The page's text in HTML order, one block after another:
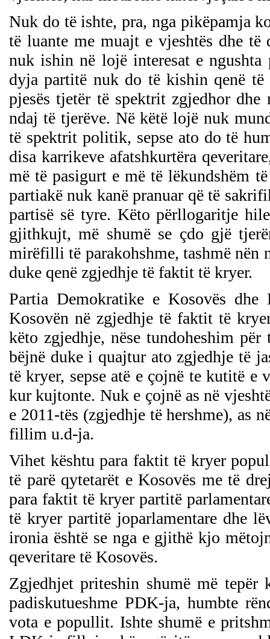
Nuk do të ishte, pra, nga pikëpamja
të luante me muajt e vjeshtës dhe
nuk ishin në lojë interesat e ngushta
dyja partitë nuk do të kishin qenë të
pjesës tjetër të spektrit zgjedhor
ndaj të tjerëve. Në këtë lojë nuk
të spektrit politik, sepse ato do të
disa karrikeve afatshkurtëra
më të pasigurt e më të lëkundshëm
partiakë nuk kanë pranuar që të
partisë së tyre. Këto përllogaritje
gjithkujt, më shumë se çdo gjë
mirëfilli të parakohshme, tashmë nën
duke qenë zgjedhje të faktit të kryer.
Partia Demokratike e Kosovës
Kosovën në zgjedhje të faktit të
këto zgjedhje, nëse tundoheshim
bëjnë duke i quajtur ato zgjedhje të
të kryer, sepse atë e çojnë te kutitë
kur kujtonte. Nuk e çojnë as në
e 2011-tës (zgjedhje të hershme), as
fillim u.d-ja.
Vihet kështu para faktit të kryer
të parë qytetarët e Kosovës me të
para faktit të kryer partitë
të kryer partitë joparlamentare dhe
ironia është se nga e gjithë kjo
qeveritare të Kosovës.
Zgjedhjet priteshin shumë më
padiskutueshme PDK-ja, humbte
vota e popullit. Ishte shumë e